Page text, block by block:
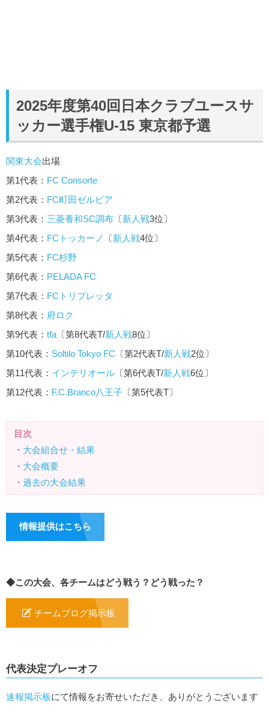
2025年度第40回日本クラブユースサ
ッカー選手権U-15 東京都予選
関東大会出場
第1代表： FC Consorte
第2代表： FC町田ゼルビア
第3代表： 三菱養和SC調布 〔新人戦3位〕
第4代表： FCトッカーノ 〔新人戦4位〕
第5代表： FC杉野
第6代表： PELADA FC
第7代表： FCトリプレッタ
第8代表： 府ロク
第9代表： tfa 〔第8代表T/新人戦8位〕
第10代表： Soltilo Tokyo FC 〔第2代表T/新人戦2位〕
第11代表： インテリオール 〔第6代表T/新人戦6位〕
第12代表： F.C.Branco八王子 〔第5代表T〕
目次
・ 大会組合せ・結果
・ 大会概要
・ 過去の大会結果
情報提供はこちら
◆この大会、各チームはどう戦う？どう戦った？
チームブログ掲示板
代表決定プレーオフ
速報掲示板にて情報をお寄せいただき、ありがとうございます